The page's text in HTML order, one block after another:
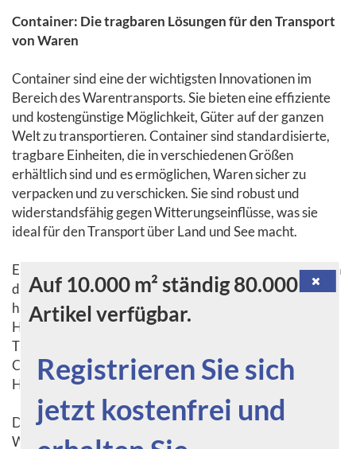
Container: Die tragbaren Lösungen für den Transport
von Waren
Container sind eine der wichtigsten Innovationen im
Bereich des Warentransports. Sie bieten eine effiziente
und kostengünstige Möglichkeit, Güter auf der ganzen
Welt zu transportieren. Container sind standardisierte,
tragbare Einheiten, die in verschiedenen Größen
erhältlich sind und es ermöglichen, Waren sicher zu
verpacken und zu verschicken. Sie sind robust und
widerstandsfähig gegen Witterungseinflüsse, was sie
ideal für den Transport über Land und See macht.
Ein Container besteht aus Stahl oder Aluminium und ist in
der Regel rechteckig geformt. Die meisten Container
haben standardisierte Abmessungen, um eine einfache
Handhabung und den Einsatz von speziell entwickelten
Transportgeräten zu ermöglichen. Die gängigsten
Containergrößen sind 20 Fuß und 40 Fuß lang, wobei die
Höhe und Breite gleichbleiben.
Die Verwendung von Containern hat den Transport von
Waren revolutioniert. Früher mussten Güter einzeln
Auf 10.000 m² ständig 80.000
Artikel verfügbar.
Registrieren Sie sich
jetzt kostenfrei und